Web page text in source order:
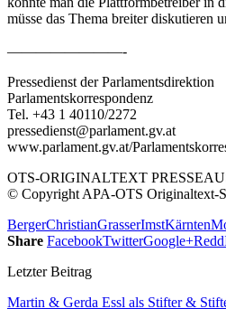
müsse das Thema breiter diskutieren
————————-
Pressedienst der Parlamentsdirektion
Parlamentskorrespondenz
Tel. +43 1 40110/2272
pressedienst@parlament.gv.at
www.parlament.gv.at/
OTS-ORIGINALTEXT
© Copyright APA-OTS Originaltext-
BergerChristianGrasserImstKärnten
Share FacebookTwitterGoogle+
Letzter Beitrag
Martin & Gerda Essl als Stifter &